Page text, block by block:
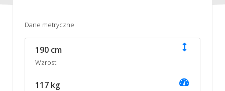
Dane metryczne
190 cm
Wzrost
117 kg